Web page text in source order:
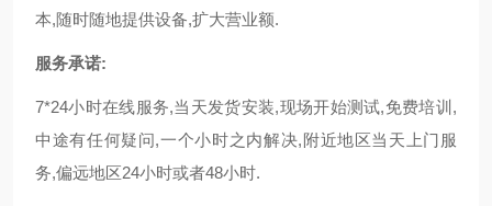
本,随时随地提供设备,扩大营业额.
服务承诺:
7*24小时在线服务,当天发货安装,现场开始测试,免费培训,
中途有任何疑问,一个小时之内解决,附近地区当天上门服
务,偏远地区24小时或者48小时.